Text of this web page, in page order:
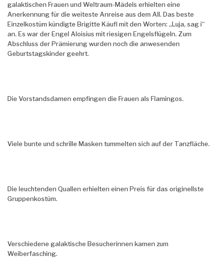
galaktischen Frauen und Weltraum-Mädels erhielten eine
Anerkennung für die weiteste Anreise aus dem All. Das beste
Einzelkostüm kündigte Brigitte Käufl mit den Worten: „Luja, sag i“
an. Es war der Engel Aloisius mit riesigen Engelsflügeln. Zum
Abschluss der Prämierung wurden noch die anwesenden
Geburtstagskinder geehrt.
Die Vorstandsdamen empfingen die Frauen als Flamingos.
Viele bunte und schrille Masken tummelten sich auf der Tanzfläche.
Die leuchtenden Quallen erhielten einen Preis für das originellste
Gruppenkostüm.
Verschiedene galaktische Besucherinnen kamen zum
Weiberfasching.